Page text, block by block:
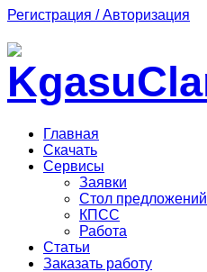
Регистрация / Авторизация
Главная
Скачать
Сервисы
Заявки
Стол предложений
КПСС
Работа
Статьи
Заказать работу